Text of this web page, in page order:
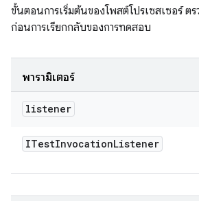
ขั้นตอนการเริ่มต้นของโพสต์โปรเซสเซอร์ ตร
ก่อนการเรียกกลับของการทดสอบ
พารามิเตอร์
listener
ITestInvocationListener